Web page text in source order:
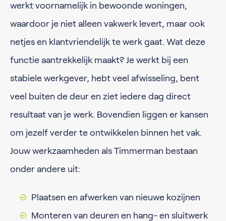
werkt voornamelijk in bewoonde woningen,
waardoor je niet alleen vakwerk levert, maar ook
netjes en klantvriendelijk te werk gaat. Wat deze
functie aantrekkelijk maakt? Je werkt bij een
stabiele werkgever, hebt veel afwisseling, bent
veel buiten de deur en ziet iedere dag direct
resultaat van je werk. Bovendien liggen er kansen
om jezelf verder te ontwikkelen binnen het vak.
Jouw werkzaamheden als Timmerman bestaan
onder andere uit:
Plaatsen en afwerken van nieuwe kozijnen
Monteren van deuren en hang- en sluitwerk